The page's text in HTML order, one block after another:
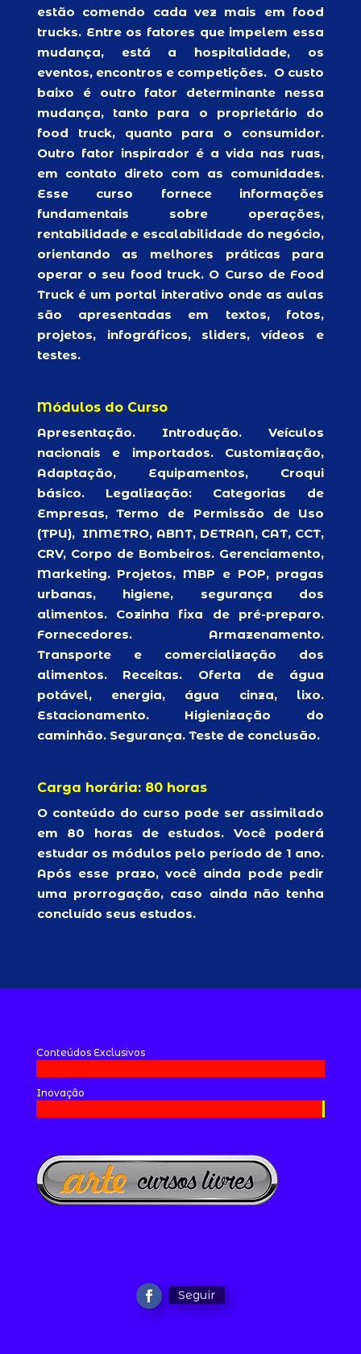
estão comendo cada vez mais em food
trucks. Entre os fatores que impelem essa
mudança, está a hospitalidade, os
eventos, encontros e competições. O custo
baixo é outro fator determinante nessa
mudança, tanto para o proprietário do
food truck, quanto para o consumidor.
Outro fator inspirador é a vida nas ruas,
em contato direto com as comunidades.
Esse curso fornece informações
fundamentais sobre operações,
rentabilidade e escalabilidade do negócio,
orientando as melhores práticas para
operar o seu food truck. O Curso de Food
Truck é um portal interativo onde as aulas
são apresentadas em textos, fotos,
projetos, infográficos, sliders, vídeos e
testes.
Módulos do Curso
Apresentação. Introdução. Veículos
nacionais e importados. Customização,
Adaptação, Equipamentos, Croqui
básico. Legalização: Categorias de
Empresas, Termo de Permissão de Uso
(TPU), INMETRO, ABNT, DETRAN, CAT, CCT,
CRV, Corpo de Bombeiros. Gerenciamento,
Marketing. Projetos, MBP e POP, pragas
urbanas, higiene, segurança dos
alimentos. Cozinha fixa de pré-preparo.
Fornecedores. Armazenamento.
Transporte e comercialização dos
alimentos. Receitas. Oferta de água
potável, energia, água cinza, lixo.
Estacionamento. Higienização do
caminhão. Segurança. Teste de conclusão.
Carga horária: 80 horas
O conteúdo do curso pode ser assimilado
em 80 horas de estudos. Você poderá
estudar os módulos pelo período de 1 ano.
Após esse prazo, você ainda pode pedir
uma prorrogação, caso ainda não tenha
concluído seus estudos.
Conteúdos Exclusivos
Inovação
Seguir